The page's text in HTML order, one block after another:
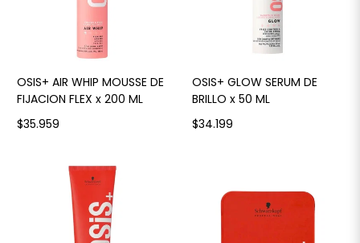
OSIS+ AIR WHIP MOUSSE DE
FIJACION FLEX x 200 ML
$35.959
OSIS+ GLOW SERUM DE
BRILLO x 50 ML
$34.199